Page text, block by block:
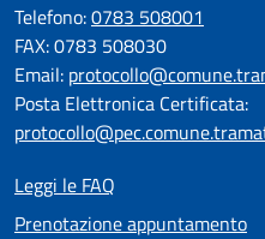
Telefono:0783 508001
FAX: 0783 508030
Email:
Posta Elettronica Certificata:
Leggi le FAQ
Prenotazione appuntamento